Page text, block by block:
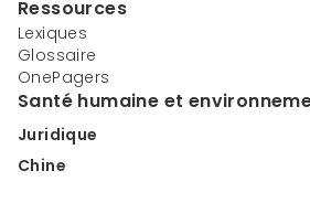
Ressources
Lexiques
Glossaire
OnePagers
Santé humaine et
Juridique
Chine